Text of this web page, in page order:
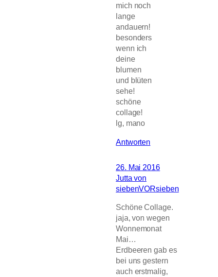
mich noch
lange
andauern!
besonders
wenn ich
deine
blumen
und blüten
sehe!
schöne
collage!
lg, mano
Antworten
26. Mai 2016
Jutta von
siebenVORsieben
Schöne Collage.
jaja, von wegen
Wonnemonat
Mai…
Erdbeeren gab es
bei uns gestern
auch erstmalig,